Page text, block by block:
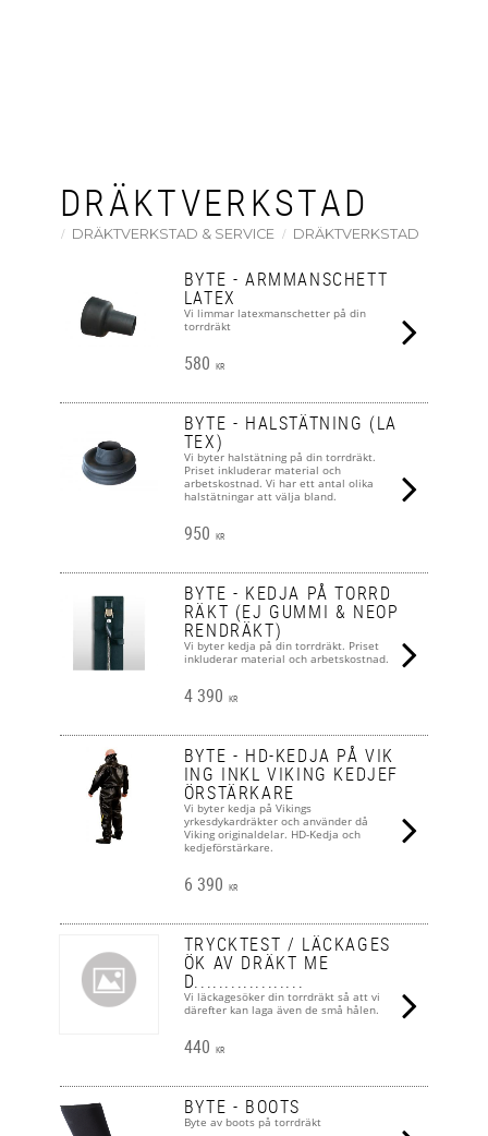
DRÄKTVERKSTAD
DRÄKTVERKSTAD & SERVICE DRÄKTVERKSTAD
BYTE - ARMMANSCHETT
LATEX
Vi limmar latexmanschetter på din
torrdräkt
580 KR
BYTE - HALSTÄTNING (LA
TEX)
Vi byter halstätning på din torrdräkt.
Priset inkluderar material och
arbetskostnad. Vi har ett antal olika
halstätningar att välja bland.
950 KR
BYTE - KEDJA PÅ TORRD
RÄKT (EJ GUMMI & NEOP
RENDRÄKT)
Vi byter kedja på din torrdräkt. Priset
inkluderar material och arbetskostnad.
4 390 KR
BYTE - HD-KEDJA PÅ VIK
ING INKL VIKING KEDJEF
ÖRSTÄRKARE
Vi byter kedja på Vikings
yrkesdykardräkter och använder då
Viking originaldelar. HD-Kedja och
kedjeförstärkare.
6 390 KR
TRYCKTEST / LÄCKAGES
ÖK AV DRÄKT ME
D..................
Vi läckagesöker din torrdräkt så att vi
därefter kan laga även de små hålen.
440 KR
BYTE - BOOTS
Byte av boots på torrdräkt